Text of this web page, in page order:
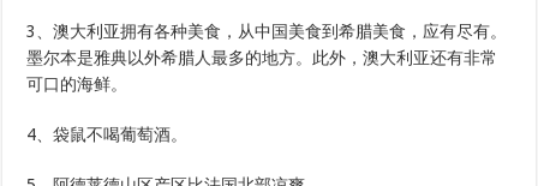
3、澳大利亚拥有各种美食，从中国美食到希腊美食，应有尽有。
墨尔本是雅典以外希腊人最多的地方。此外，澳大利亚还有非常
可口的海鲜。
4、袋鼠不喝葡萄酒。